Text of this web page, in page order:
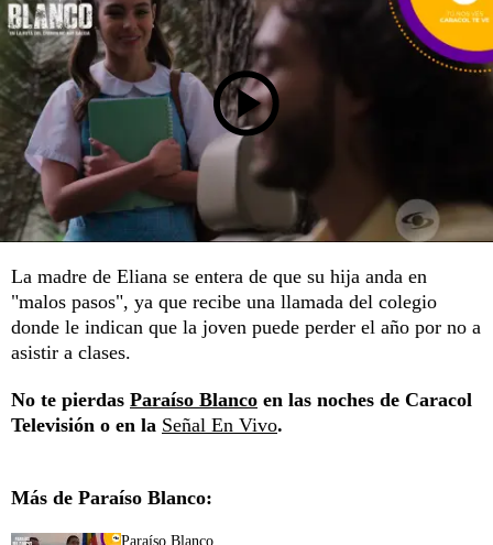
La madre de Eliana se entera de que su hija anda en
"malos pasos", ya que recibe una llamada del colegio
donde le indican que la joven puede perder el año por no a
asistir a clases.
No te pierdas Paraíso Blanco en las noches de Caracol
Televisión o en la Señal En Vivo.
Más de Paraíso Blanco:
Paraíso Blanco